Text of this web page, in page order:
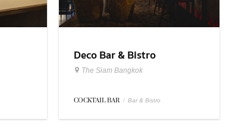
Deco Bar & Bistro
The Siam Bangkok
COCKTAIL BAR / Bar & Bistro